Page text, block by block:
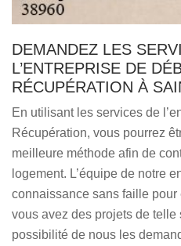
DEMANDEZ LES
L’ENTREPRISE DE
RÉCUPÉRATION À
En utilisant les services de
Récupération, vous pourrez
meilleure méthode afin de
logement. L’équipe de notre
connaissance sans faille
vous avez des projets de telle
possibilité de nous les